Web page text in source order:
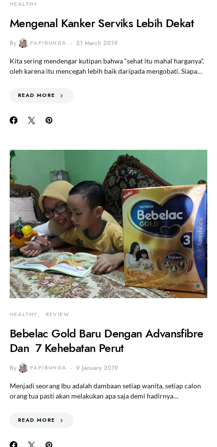
HEALTHY
Mengenal Kanker Serviks Lebih Dekat
By PAPIBUNDA 21 March 2019
Kita sering mendengar kutipan bahwa “sehat itu mahal harganya”,
oleh karena itu mencegah lebih baik daripada mengobati. Siapa…
READ MORE
HEALTHY REVIEW
Bebelac Gold Baru Dengan Advansfibre
Dan 7 Kehebatan Perut
By PAPIBUNDA 9 January 2019
Menjadi seorang Ibu adalah dambaan setiap wanita, setiap calon
orang tua pasti akan melakukan apa saja demi hadirnya…
READ MORE